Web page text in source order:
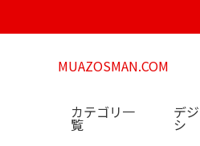
MUAZOSMAN.COM
カテゴリ一
覧
デ
シ